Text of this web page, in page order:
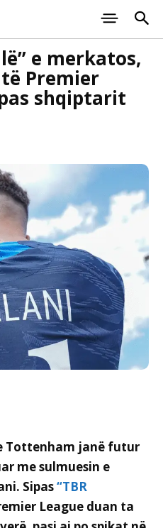
e merkatos,
Premier
shqiptarit
Tottenham janë futur
me sulmuesin e
Sipas“TBR
League duan ta